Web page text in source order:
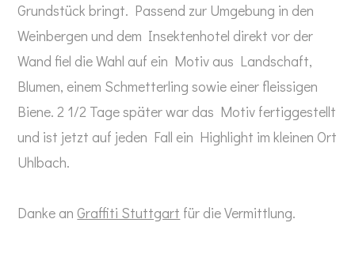
Grundstück bringt. Passend zur Umgebung in den
Weinbergen und dem Insektenhotel direkt vor der
Wand fiel die Wahl auf ein Motiv aus Landschaft,
Blumen, einem Schmetterling sowie einer fleissigen
Biene. 2 1/2 Tage später war das Motiv fertiggestellt
und ist jetzt auf jeden Fall ein Highlight im kleinen Ort
Uhlbach.
Danke an Graffiti Stuttgart für die Vermittlung.